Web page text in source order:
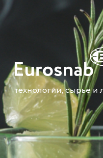
технологии, сырье и